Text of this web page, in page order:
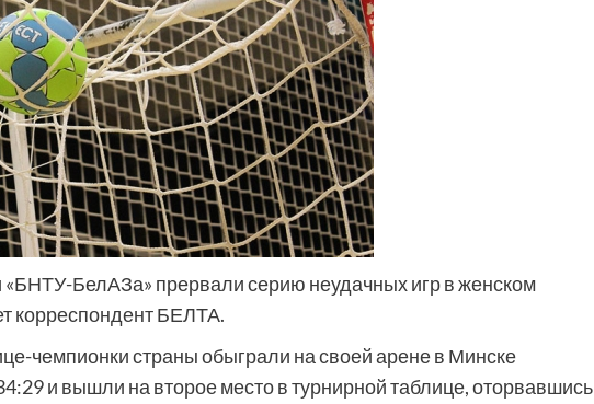
«БНТУ-БелАЗа» прервали серию неудачных игр в женском
корреспондент БЕЛТА.
чемпионки страны обыграли на своей арене в Минске
и вышли на второе место в турнирной таблице, оторвавшись